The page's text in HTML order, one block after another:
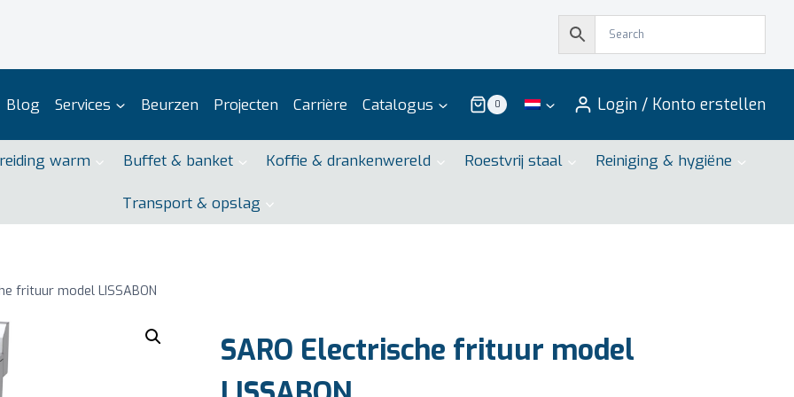
Blog Services Beurzen Projecten Carrière Catalogus 0 Login / Konto erstellen
warm Buffet & banket Koffie & drankenwereld Roestvrij staal Reiniging & hygiëne
Transport & opslag
frituur model LISSABON
SARO Electrische frituur model